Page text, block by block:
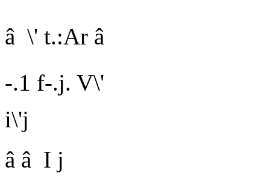
â \' t.:Ar â
-.1 f-.j. V\'
i\'j
â â I j